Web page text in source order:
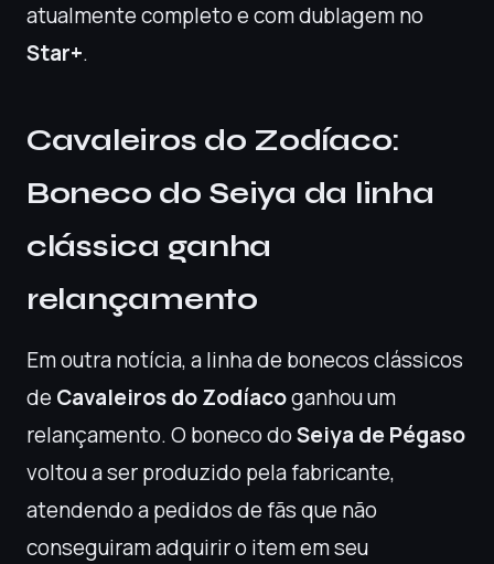
atualmente completo e com dublagem no
Star+.
Cavaleiros do Zodíaco:
Boneco do Seiya da linha
clássica ganha
relançamento
Em outra notícia, a linha de bonecos clássicos
de Cavaleiros do Zodíacoganhou um
relançamento. O boneco doSeiya de Pégaso
voltou a ser produzido pela fabricante,
atendendo a pedidos de fãs que não
conseguiram adquirir o item em seu